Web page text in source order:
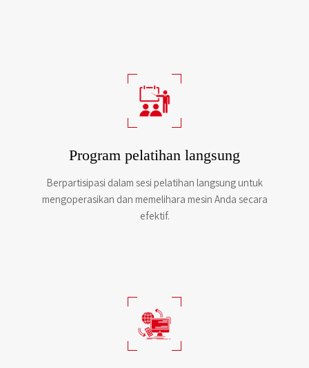
Program pelatihan langsung
Berpartisipasi dalam sesi pelatihan langsung untuk
mengoperasikan dan memelihara mesin Anda secara
efektif.